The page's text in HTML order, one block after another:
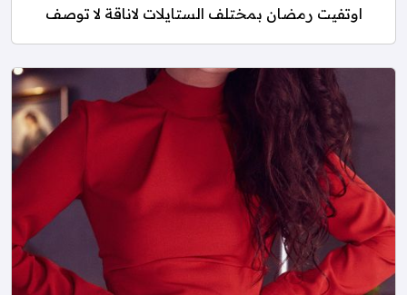
اوتفيت رمضان بمختلف الستايلات لاناقة لا توصف